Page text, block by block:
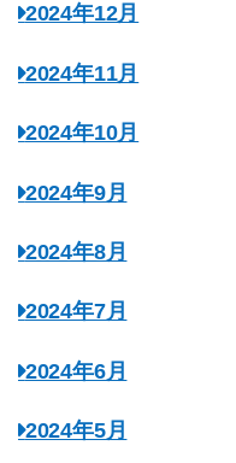
2024年12月
2024年11月
2024年10月
2024年9月
2024年8月
2024年7月
2024年6月
2024年5月